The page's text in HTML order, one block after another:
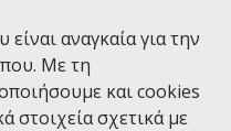
αναγκαία για την
Με τη
και cookies
στοιχεία σχετικά με